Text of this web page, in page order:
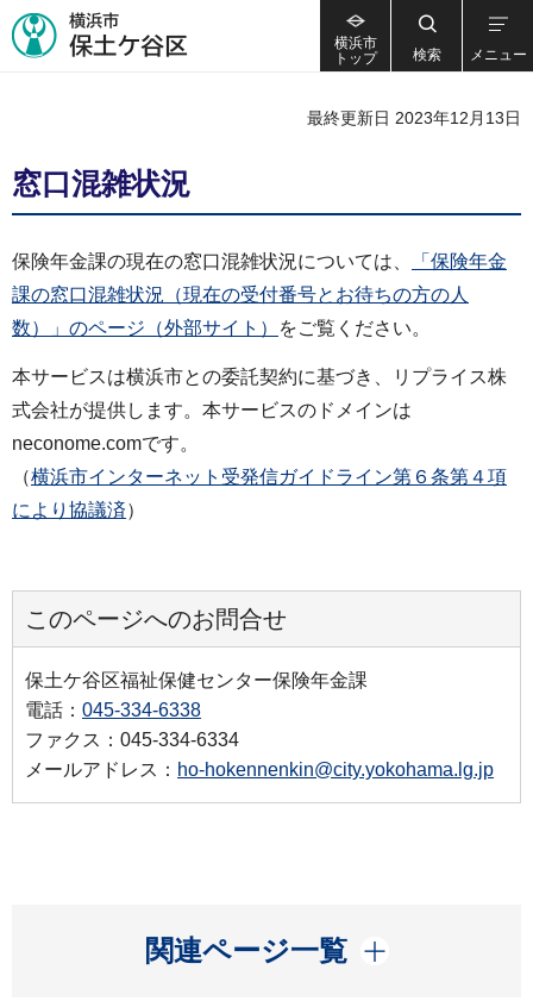
横浜市
トップ
検索 メニュー
最終更新日 2023年12月13日
窓口混雑状況
保険年金課の現在の窓口混雑状況については、
「保険年金
課の窓口混雑状況（現在の受付番号とお待ちの方の人
数）」のページ（外部サイト）
をご覧ください。
本サービスは横浜市との委託契約に基づき、リプライス株
式会社が提供します。本サービスのドメインは
neconome.comです。
（横浜市インターネット受発信ガイドライン第６条第４項
により協議済）
このページへのお問合せ
保土ケ谷区福祉保健センター保険年金課
電話： 045-334-6338
ファクス：045-334-6334
メールアドレス： ho-hokennenkin@city.yokohama.lg.jp
関連ページ一覧
開く